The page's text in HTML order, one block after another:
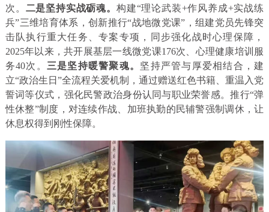
次。 二是坚持实战砺魂。 构建“理论武装+作风养成+实战练
兵”三维培育体系，创新推行“战地微党课”，组建党员先锋突
击队执行重大任务、专案专项，同步强化战时心理保障，
2025年以来，共开展基层一线微党课176次、心理健康培训服
务40次。 三是坚持暖警聚魂。 坚持严管与厚爱相结合，建
立“政治生日”全流程关爱机制，通过赠送红色书籍、重温入党
誓词等仪式，强化民警政治身份认同与职业荣誉感。推行“弹
性休整”制度，对连续作战、加班执勤的民辅警强制调休，让
休息权得到刚性保障。